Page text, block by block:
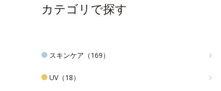
カテゴリで探す
スキンケア（169）
UV（18）